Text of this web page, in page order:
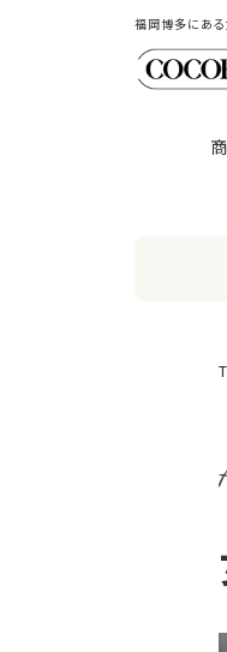
福岡博多にあ